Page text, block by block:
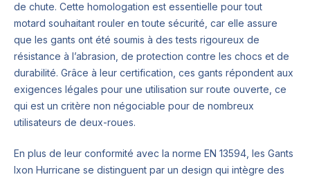
de chute. Cette homologation est essentielle pour tout
motard souhaitant rouler en toute sécurité, car elle assure
que les gants ont été soumis à des tests rigoureux de
résistance à l’abrasion, de protection contre les chocs et de
durabilité. Grâce à leur certification, ces gants répondent aux
exigences légales pour une utilisation sur route ouverte, ce
qui est un critère non négociable pour de nombreux
utilisateurs de deux-roues.
En plus de leur conformité avec la norme EN 13594, les Gants
Ixon Hurricane se distinguent par un design qui intègre des